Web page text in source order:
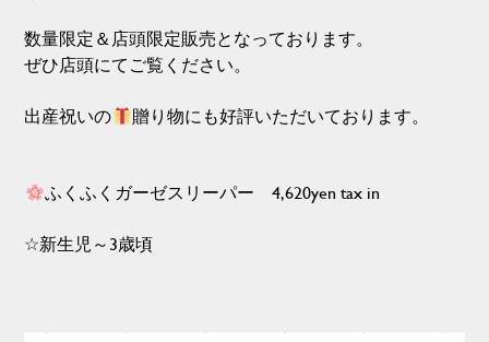
数量限定＆店頭限定販売となっております。
ぜひ店頭にてご覧ください。
出産祝いの 贈り物にも好評いただいております。
ふくふくガーゼスリーパー 4,620yen tax in
☆新生児～3歳頃